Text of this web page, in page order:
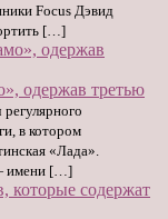
Focus Дэвид
[…]
одержав третью
в котором
«Лада».
имени […]